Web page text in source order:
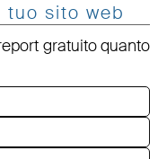
sito web
gratuito quanto